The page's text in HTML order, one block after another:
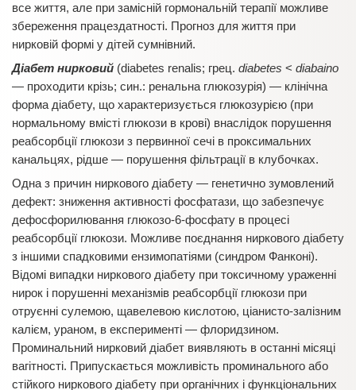
все життя, але при замісній гормональній терапії можливе
збереження працездатності. Прогноз для життя при
нирковій формі у дітей сумнівний.
Діабет нирковий (diabetes renalis; грец. diabetes < diabaino
— проходити крізь; син.: ренальна глюкозурія) — клінічна
форма діабету, що характеризується глюкозурією (при
нормальному вмісті глюкози в крові) внаслідок порушення
реабсорбції глюкози з первинної сечі в проксимальних
канальцях, рідше — порушення фільтрації в клубочках.
Одна з причин ниркового діабету — генетично зумовлений
дефект: зниження активності фосфатази, що забезпечує
дефосфорилювання глюкозо-6-фосфату в процесі
реабсорбції глюкози. Можливе поєднання ниркового діабету
з іншими спадковими ензимопатіями (синдром Фанконі).
Відомі випадки ниркового діабету при токсичному ураженні
нирок і порушенні механізмів реабсорбції глюкози при
отруєнні сулемою, щавелевою кислотою, ціанисто-залізним
калієм, ураном, в експерименті — флоридзином.
Проминальний нирковий діабет виявляють в останні місяці
вагітності. Припускається можливість проминального або
стійкого ниркового діабету при органічних і функціональних